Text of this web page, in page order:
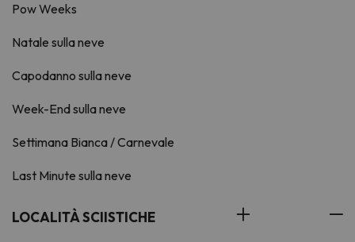
Pow Weeks
Natale sulla neve
Capodanno sulla neve
Week-End sulla neve
Settimana Bianca / Carnevale
Last Minute sulla neve
LOCALITÀ SCIISTICHE